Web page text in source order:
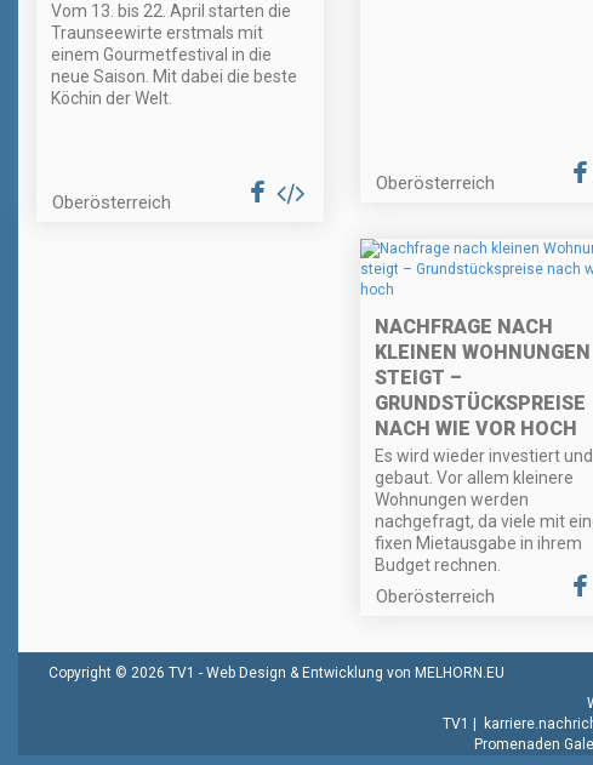
Vom 13. bis 22. April starten die
Traunseewirte erstmals mit
einem Gourmetfestival in die
neue Saison. Mit dabei die beste
Köchin der Welt.
Oberösterreich
Oberösterreich
NACHFRAGE NACH
KLEINEN WOHNUNGEN
STEIGT –
GRUNDSTÜCKSPREISE
NACH WIE VOR HOCH
Es wird wieder investiert und
gebaut. Vor allem kleinere
Wohnungen werden
nachgefragt, da viele mit
fixen Mietausgabe in ihrem
Budget rechnen.
Oberösterreich
Copyright © 2026 TV1 - Web Design & Entwicklung von MELHORN.EU
TV1 |
Promenaden